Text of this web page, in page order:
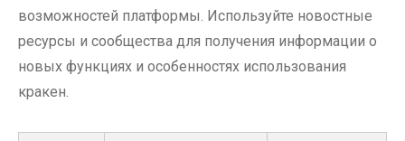
возможностей платформы. Используйте новостные
ресурсы и сообщества для получения информации о
новых функциях и особенностях использования
кракен.